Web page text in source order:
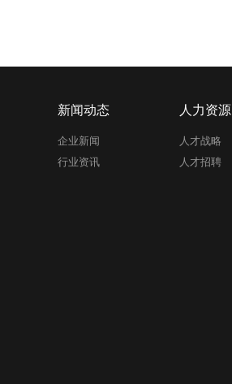
新闻动态
企业新闻
行业资讯
人力资源
人才战略
人才招聘